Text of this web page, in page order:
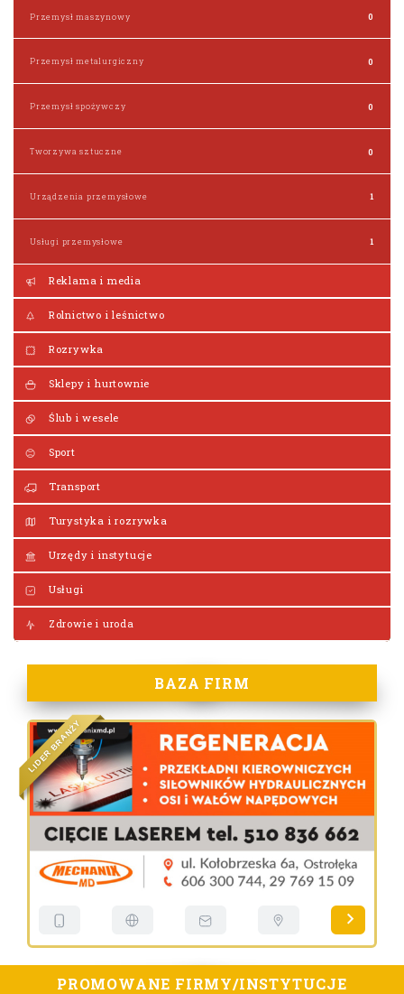
Przemysł maszynowy 0
Przemysł metalurgiczny 0
Przemysł spożywczy 0
Tworzywa sztuczne 0
Urządzenia przemysłowe 1
Usługi przemysłowe 1
Reklama i media
Rolnictwo i leśnictwo
Rozrywka
Sklepy i hurtownie
Ślub i wesele
Sport
Transport
Turystyka i rozrywka
Urzędy i instytucje
Usługi
Zdrowie i uroda
BAZA FIRM
LI
DER
BRAN
Ż
Y
PROMOWANE FIRMY/INSTYTUCJE